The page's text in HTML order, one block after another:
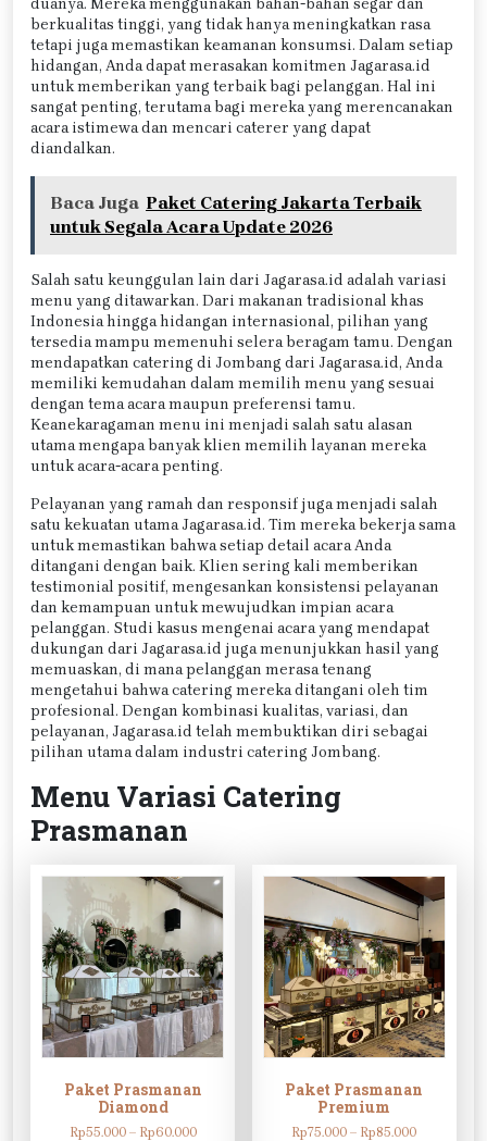
berkualitas tinggi, yang tidak hanya meningkatkan rasa
tetapi juga memastikan keamanan konsumsi. Dalam setiap
hidangan, Anda dapat merasakan komitmen Jagarasa.id
untuk memberikan yang terbaik bagi pelanggan. Hal ini
sangat penting, terutama bagi mereka yang merencanakan
acara istimewa dan mencari caterer yang dapat
diandalkan.
Baca Juga Paket Catering Jakarta Terbaik
untuk Segala Acara Update 2026
Salah satu keunggulan lain dari Jagarasa.id adalah variasi
menu yang ditawarkan. Dari makanan tradisional khas
Indonesia hingga hidangan internasional, pilihan yang
tersedia mampu memenuhi selera beragam tamu. Dengan
mendapatkan catering di Jombang dari Jagarasa.id, Anda
memiliki kemudahan dalam memilih menu yang sesuai
dengan tema acara maupun preferensi tamu.
Keanekaragaman menu ini menjadi salah satu alasan
utama mengapa banyak klien memilih layanan mereka
untuk acara-acara penting.
Pelayanan yang ramah dan responsif juga menjadi salah
satu kekuatan utama Jagarasa.id. Tim mereka bekerja sama
untuk memastikan bahwa setiap detail acara Anda
ditangani dengan baik. Klien sering kali memberikan
testimonial positif, mengesankan konsistensi pelayanan
dan kemampuan untuk mewujudkan impian acara
pelanggan. Studi kasus mengenai acara yang mendapat
dukungan dari Jagarasa.id juga menunjukkan hasil yang
memuaskan, di mana pelanggan merasa tenang
mengetahui bahwa catering mereka ditangani oleh tim
profesional. Dengan kombinasi kualitas, variasi, dan
pelayanan, Jagarasa.id telah membuktikan diri sebagai
pilihan utama dalam industri catering Jombang.
Menu Variasi Catering
Prasmanan
Paket Prasmanan
Diamond
Rp55.000 – Rp60.000Rentang
Paket Prasmanan
Premium
Rp75.000 – Rp85.000Rentang